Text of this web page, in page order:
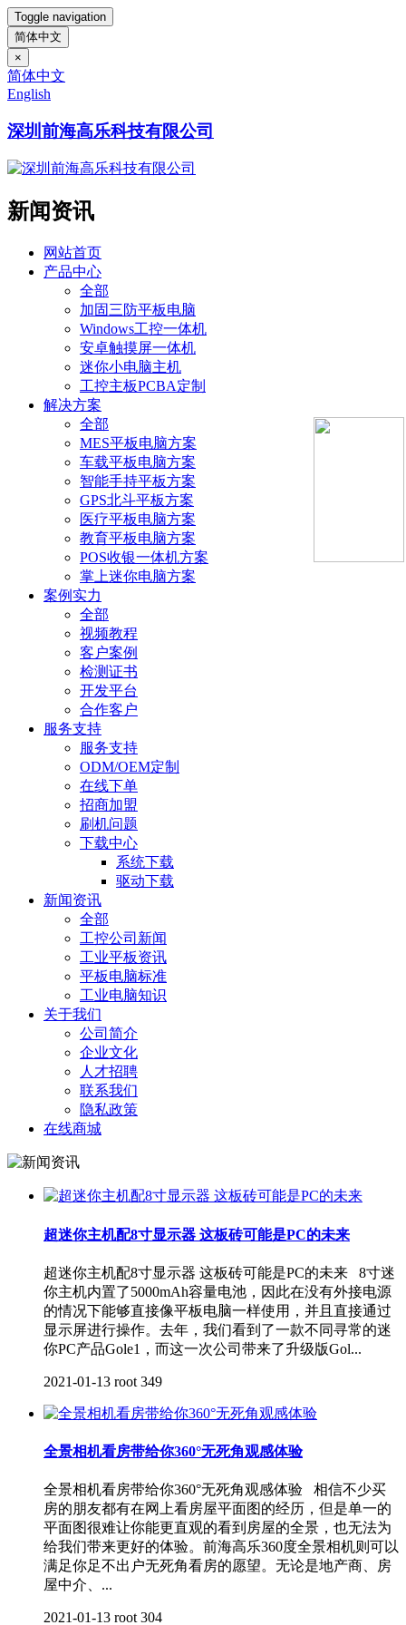
Toggle navigation
简体中文
×
简体中文
English
深圳前海高乐科技有限公司
新闻资讯
网站首页
产品中心
全部
加固三防平板电脑
Windows工控一体机
安卓触摸屏一体机
迷你小电脑主机
工控主板PCBA定制
解决方案
全部
MES平板电脑方案
车载平板电脑方案
智能手持平板方案
GPS北斗平板方案
医疗平板电脑方案
教育平板电脑方案
POS收银一体机方案
掌上迷你电脑方案
案例实力
全部
视频教程
客户案例
检测证书
开发平台
合作客户
服务支持
服务支持
ODM/OEM定制
在线下单
招商加盟
刷机问题
下载中心
系统下载
驱动下载
新闻资讯
全部
工控公司新闻
工业平板资讯
平板电脑标准
工业电脑知识
关于我们
公司简介
企业文化
人才招聘
联系我们
隐私政策
在线商城
超迷你主机配8寸显示器 这板砖可能是PC的未来
超迷你主机配8寸显示器 这板砖可能是PC的未来 8寸迷
你主机内置了5000mAh容量电池，因此在没有外接电源
的情况下能够直接像平板电脑一样使用，并且直接通过
显示屏进行操作。去年，我们看到了一款不同寻常的迷
你PC产品Gole1，而这一次公司带来了升级版Gol...
2021-01-13 root 349
全景相机看房带给你360°无死角观感体验
全景相机看房带给你360°无死角观感体验 相信不少买
房的朋友都有在网上看房屋平面图的经历，但是单一的
平面图很难让你能更直观的看到房屋的全景，也无法为
给我们带来更好的体验。前海高乐360度全景相机则可以
满足你足不出户无死角看房的愿望。无论是地产商、房
屋中介、...
2021-01-13 root 304